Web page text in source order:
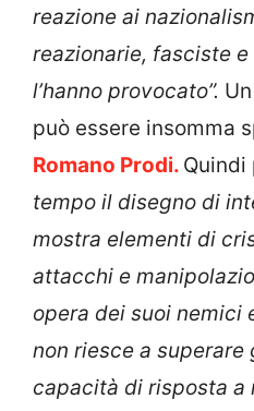
reazione ai
reazionarie, fasciste
l’hanno provocato”.
può essere insomma
Romano Prodi. Quindi
tempo il disegno di
mostra elementi di
attacchi e
opera dei suoi nemici
non riesce a
capacità di risposta a